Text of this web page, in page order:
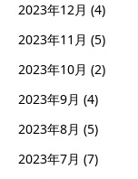
2023年12月 (4)
2023年11月 (5)
2023年10月 (2)
2023年9月 (4)
2023年8月 (5)
2023年7月 (7)